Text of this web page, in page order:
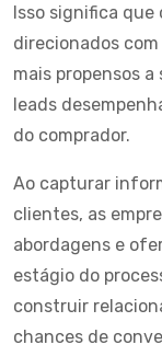
Isso significa que
direcionados
mais propensos
leads
do comprador.
Ao capturar
clientes, as
abordagens e
estágio do
construir
chances de